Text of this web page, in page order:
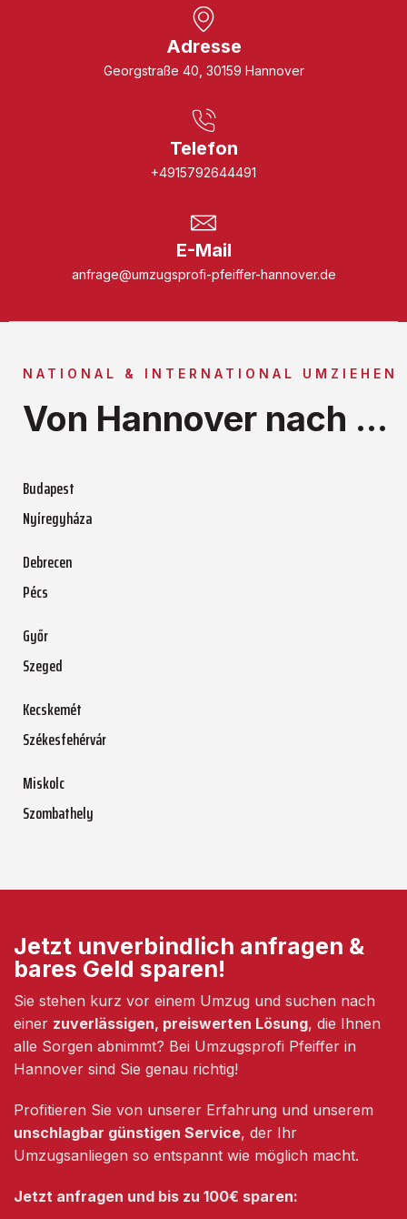
Adresse
Georgstraße 40, 30159 Hannover
Telefon
+4915792644491
E-Mail
anfrage@umzugsprofi-pfeiffer-hannover.de
NATIONAL & INTERNATIONAL UMZIEHEN
Von Hannover nach ...
Budapest
Nyíregyháza
Debrecen
Pécs
Győr
Szeged
Kecskemét
Székesfehérvár
Miskolc
Szombathely
Jetzt unverbindlich anfragen &
bares Geld sparen!
Sie stehen kurz vor einem Umzug und suchen nach
einer zuverlässigen, preiswerten Lösung, die Ihnen
alle Sorgen abnimmt? Bei Umzugsprofi Pfeiffer in
Hannover sind Sie genau richtig!
Profitieren Sie von unserer Erfahrung und unserem
unschlagbar günstigen Service, der Ihr
Umzugsanliegen so entspannt wie möglich macht.
Jetzt anfragen und bis zu 100€ sparen: